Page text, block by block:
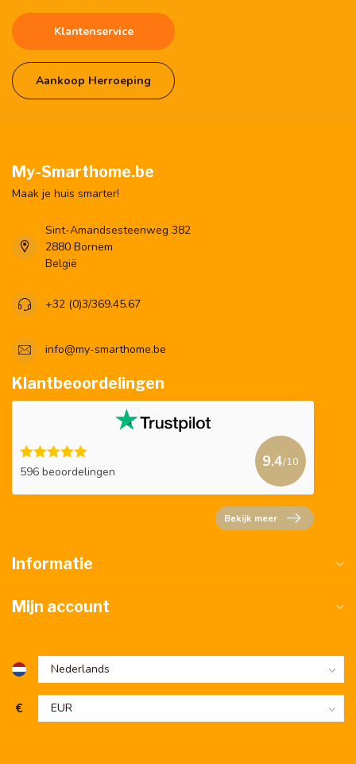
Klantenservice
Aankoop Herroeping
My-Smarthome.be
Maak je huis smarter!
Sint-Amandsesteenweg 382
2880 Bornem
België
+32 (0)3/369.45.67
info@my-smarthome.be
Klantbeoordelingen
596 beoordelingen
9.4/10
Bekijk meer
Informatie
Mijn account
€